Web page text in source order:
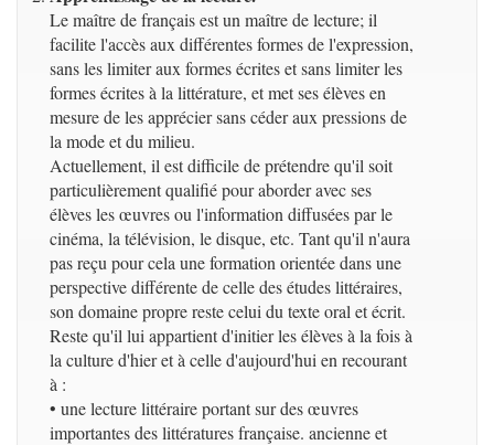
Le maître de français est un maître de lecture; il
facilite l'accès aux différentes formes de l'expression,
sans les limiter aux formes écrites et sans limiter les
formes écrites à la littérature, et met ses élèves en
mesure de les apprécier sans céder aux pressions de
la mode et du milieu.
Actuellement, il est difficile de prétendre qu'il soit
particulièrement qualifié pour aborder avec ses
élèves les œuvres ou l'information diffusées par le
cinéma, la télévision, le disque, etc. Tant qu'il n'aura
pas reçu pour cela une formation orientée dans une
perspective différente de celle des études littéraires,
son domaine propre reste celui du texte oral et écrit.
Reste qu'il lui appartient d'initier les élèves à la fois à
la culture d'hier et à celle d'aujourd'hui en recourant
à :
• une lecture littéraire portant sur des œuvres
importantes des littératures française. ancienne et